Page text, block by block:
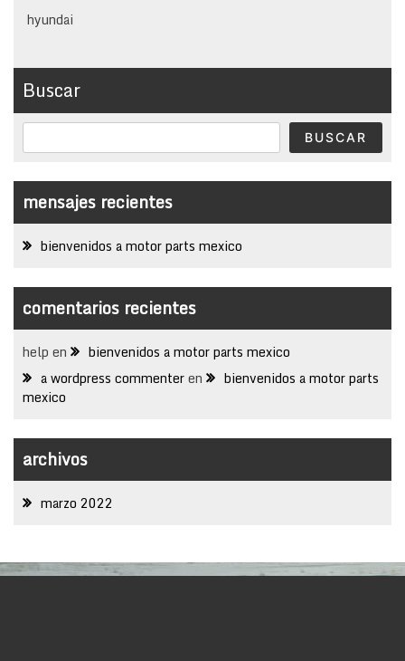
hyundai
Buscar
BUSCAR
mensajes recientes
bienvenidos a motor parts mexico
comentarios recientes
help en
bienvenidos a motor parts mexico
a wordpress commenteren
bienvenidos a motor parts
mexico
archivos
marzo 2022